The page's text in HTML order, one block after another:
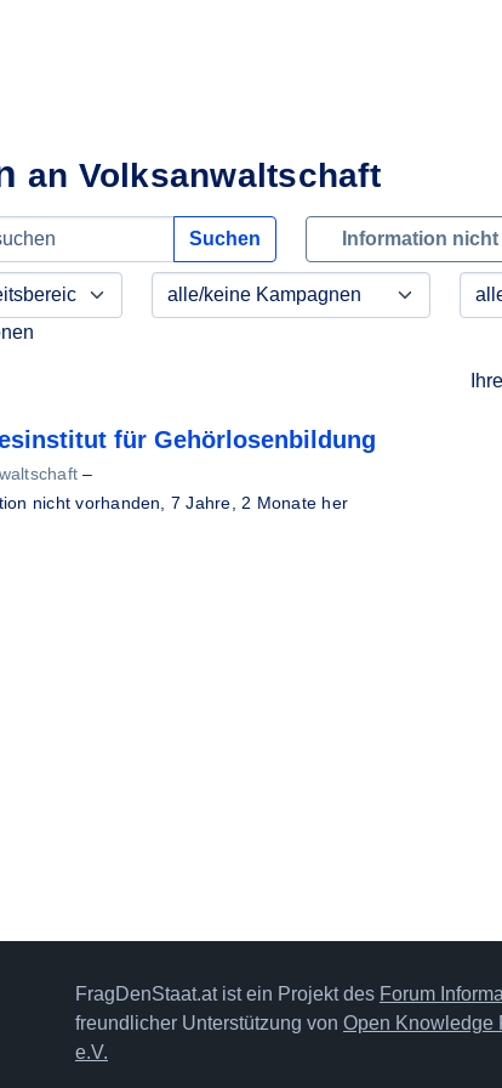
an Volksanwaltschaft
Suchen Information
für Gehörlosenbildung
–
nicht vorhanden, 7 Jahre, 2 Monate her
FragDenStaat.at ist ein Projekt des Forum
freundlicher Unterstützung von Open Knowledge
e.V.